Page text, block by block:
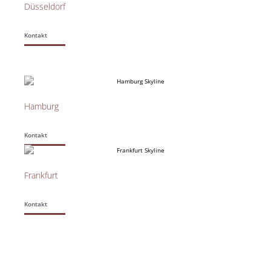
Düsseldorf​
Kontakt
Hamburg
Kontakt
Frankfurt
Kontakt